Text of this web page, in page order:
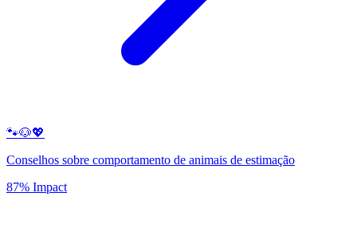
🐾🐶💖
Conselhos sobre comportamento de animais de estimação
87% Impact